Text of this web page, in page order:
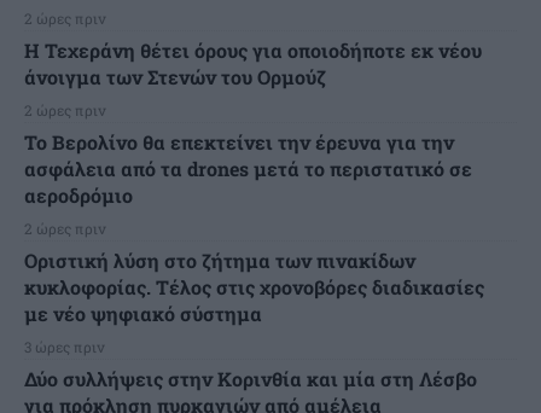
2 ώρες πριν
Η Τεχεράνη θέτει όρους για οποιοδήποτε εκ νέου
άνοιγμα των Στενών του Ορμούζ
2 ώρες πριν
Το Βερολίνο θα επεκτείνει την έρευνα για την
ασφάλεια από τα drones μετά το περιστατικό σε
αεροδρόμιο
2 ώρες πριν
Οριστική λύση στο ζήτημα των πινακίδων
κυκλοφορίας. Τέλος στις χρονοβόρες διαδικασίες
με νέο ψηφιακό σύστημα
3 ώρες πριν
Δύο συλλήψεις στην Κορινθία και μία στη Λέσβο
για πρόκληση πυρκαγιών από αμέλεια